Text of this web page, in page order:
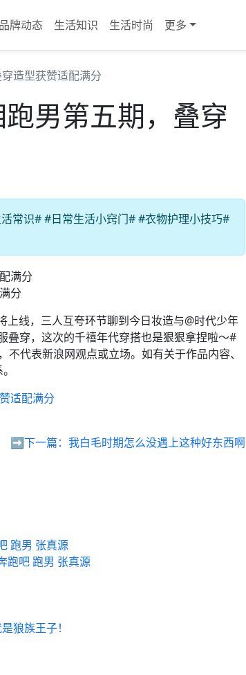
品牌动态 生活知识 生活时尚 更多
造型获赞适配满分
男第五期，叠穿
常识# #日常生活小窍门# #衣物护理小技巧#
分
线，三人互夸环节聊到今日妆造与@时代少年
叠穿，这次的千禧年代穿搭也是狠狠拿捏啦～#
代表新浪网观点或立场。如有关于作品内容、
适配满分
➡️下一篇： 我白毛时期怎么没遇上这种好东西啊
跑男 张真源
跑吧 跑男 张真源
狼族王子！